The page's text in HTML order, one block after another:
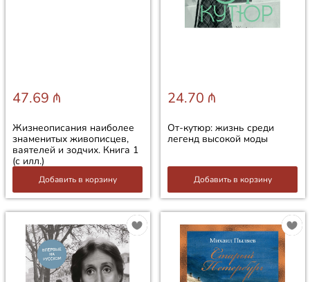
47.69 ₼
Жизнеописания наиболее
знаменитых живописцев,
ваятелей и зодчих. Книга 1
(с илл.)
Добавить в корзину
24.70 ₼
От-кутюр: жизнь среди
легенд высокой моды
Добавить в корзину